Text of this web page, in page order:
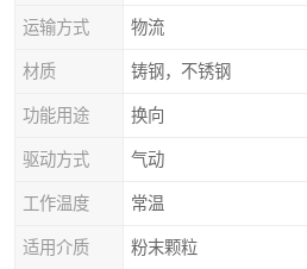
运输方式 物流
材质 铸钢，不锈钢
功能用途 换向
驱动方式 气动
工作温度 常温
适用介质 粉末颗粒